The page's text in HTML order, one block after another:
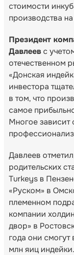
стоимости
производства
Президент
Давлеевс
отечественном
«Донская
инвестора
в том, что
самое
Многое зависит
Давлеев
родительских
Turkeys в
«Руском» в
племенном
компании
двор» в
года они
млн яиц